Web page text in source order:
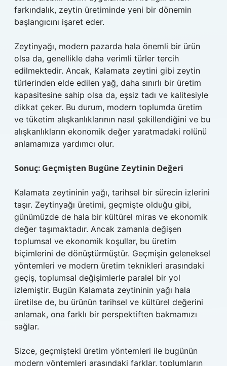
farkındalık, zeytin üretiminde yeni bir dönemin
başlangıcını işaret eder.
Zeytinyağı, modern pazarda hala önemli bir ürün
olsa da, genellikle daha verimli türler tercih
edilmektedir. Ancak, Kalamata zeytini gibi zeytin
türlerinden elde edilen yağ, daha sınırlı bir üretim
kapasitesine sahip olsa da, eşsiz tadı ve kalitesiyle
dikkat çeker. Bu durum, modern toplumda üretim
ve tüketim alışkanlıklarının nasıl şekillendiğini ve bu
alışkanlıkların ekonomik değer yaratmadaki rolünü
anlamamıza yardımcı olur.
Sonuç: Geçmişten Bugüne Zeytinin Değeri
Kalamata zeytininin yağı, tarihsel bir sürecin izlerini
taşır. Zeytinyağı üretimi, geçmişte olduğu gibi,
günümüzde de hala bir kültürel miras ve ekonomik
değer taşımaktadır. Ancak zamanla değişen
toplumsal ve ekonomik koşullar, bu üretim
biçimlerini de dönüştürmüştür. Geçmişin geleneksel
yöntemleri ve modern üretim teknikleri arasındaki
geçiş, toplumsal değişimlerle paralel bir yol
izlemiştir. Bugün Kalamata zeytininin yağı hala
üretilse de, bu ürünün tarihsel ve kültürel değerini
anlamak, ona farklı bir perspektiften bakmamızı
sağlar.
Sizce, geçmişteki üretim yöntemleri ile bugünün
modern yöntemleri arasındaki farklar, toplumların